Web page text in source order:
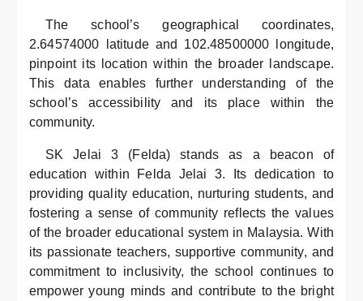
The school’s geographical coordinates,
2.64574000 latitude and 102.48500000 longitude,
pinpoint its location within the broader landscape.
This data enables further understanding of the
school’s accessibility and its place within the
community.
SK Jelai 3 (Felda) stands as a beacon of
education within Felda Jelai 3. Its dedication to
providing quality education, nurturing students, and
fostering a sense of community reflects the values
of the broader educational system in Malaysia. With
its passionate teachers, supportive community, and
commitment to inclusivity, the school continues to
empower young minds and contribute to the bright